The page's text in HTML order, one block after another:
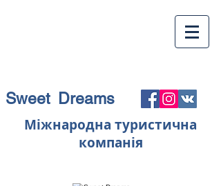
Sweet Dreams
Міжнародна туристична
компанія